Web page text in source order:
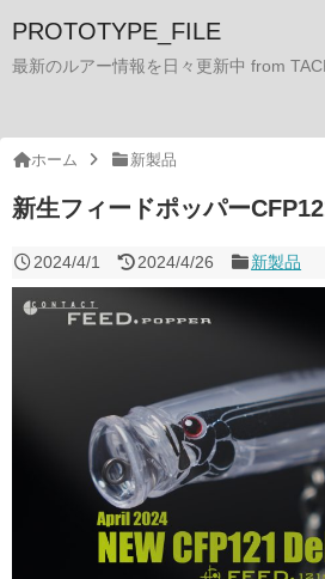
PROTOTYPE_FILE
最新のルアー情報を日々更新中 from
ホーム 新製品
新生フィードポッパー
2024/4/1 2024/4/26 新製品